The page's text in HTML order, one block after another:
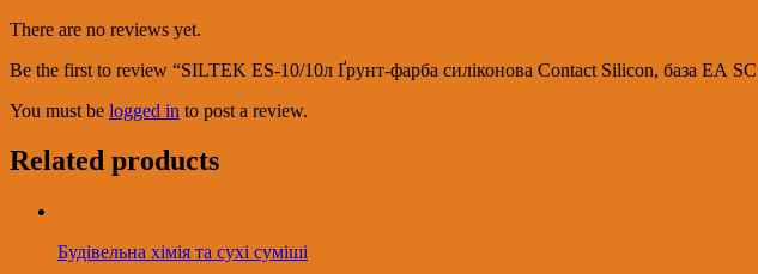
There are no reviews yet.
Be the first to review “SILTEK ЕS-10/10л Ґрунт-фарба силіконова Contact Silicon, база ЕА
You must be logged in to post a review.
Related products
Будівельна хімія та сухі суміші